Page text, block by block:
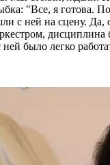
Новоселова/